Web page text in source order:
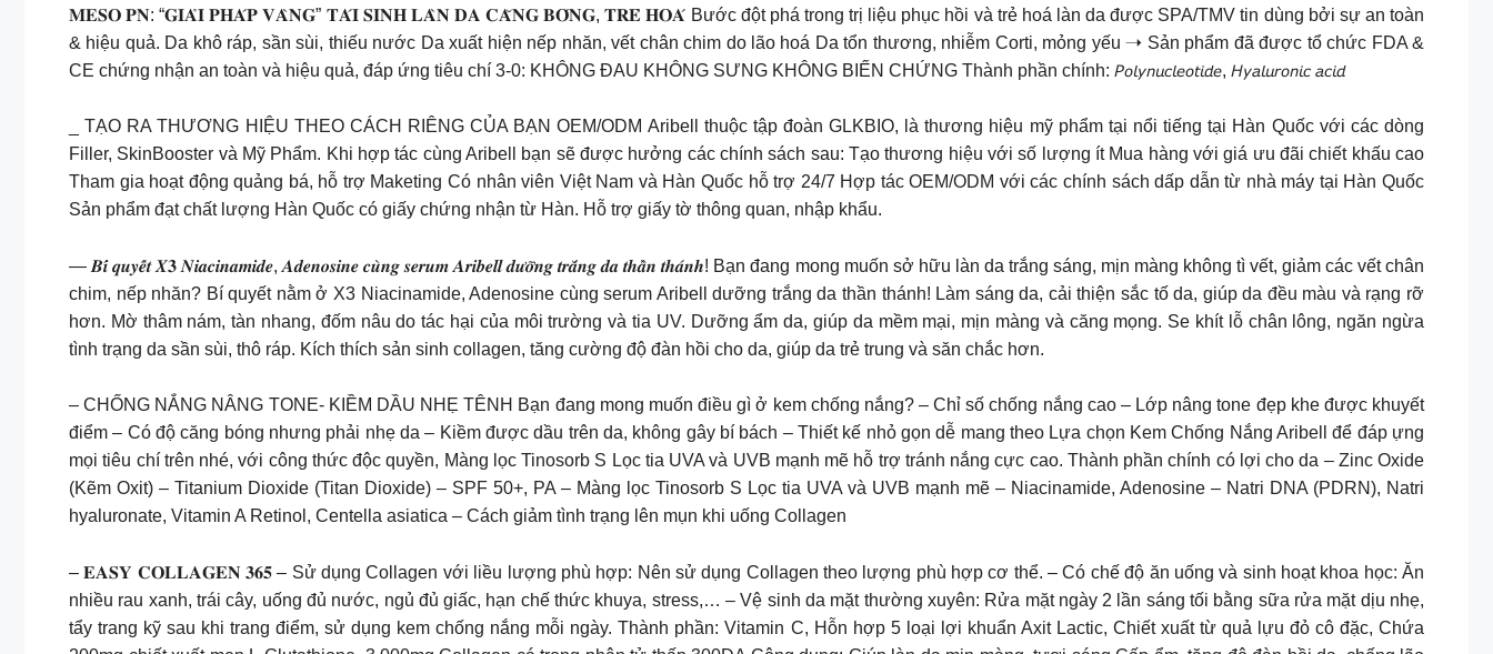
𝐌𝐄𝐒𝐎 𝐏𝐍: “𝐆𝐈𝐀̉𝐈 𝐏𝐇𝐀́𝐏 𝐕𝐀̀𝐍𝐆” 𝐓𝐀́𝐈 𝐒𝐈𝐍𝐇 𝐋𝐀̀𝐍 𝐃𝐀 𝐂𝐀̆𝐍𝐆 𝐁𝐎́𝐍𝐆, 𝐓𝐑𝐄̉ 𝐇𝐎𝐀́ Bước đột phá trong trị liệu phục hồi và trẻ hoá làn da được SPA/TMV tin dùng bởi sự an toàn
& hiệu quả. Da khô ráp, sần sùi, thiếu nước Da xuất hiện nếp nhăn, vết chân chim do lão hoá Da tổn thương, nhiễm Corti, mỏng yếu ➝ Sản phẩm đã được tổ chức FDA &
CE chứng nhận an toàn và hiệu quả, đáp ứng tiêu chí 3-0: KHÔNG ĐAU KHÔNG SƯNG KHÔNG BIẾN CHỨNG Thành phần chính: 𝘗𝘰𝘭𝘺𝘯𝘶𝘤𝘭𝘦𝘰𝘵𝘪𝘥𝘦, 𝘏𝘺𝘢𝘭𝘶𝘳𝘰𝘯𝘪𝘤 𝘢𝘤𝘪𝘥
_ TẠO RA THƯƠNG HIỆU THEO CÁCH RIÊNG CỦA BẠN OEM/ODM Aribell thuộc tập đoàn GLKBIO, là thương hiệu mỹ phẩm tại nổi tiếng tại Hàn Quốc với các dòng
Filler, SkinBooster và Mỹ Phẩm. Khi hợp tác cùng Aribell bạn sẽ được hưởng các chính sách sau: Tạo thương hiệu với số lượng ít Mua hàng với giá ưu đãi chiết khấu cao
Tham gia hoạt động quảng bá, hỗ trợ Maketing Có nhân viên Việt Nam và Hàn Quốc hỗ trợ 24/7 Hợp tác OEM/ODM với các chính sách dấp dẫn từ nhà máy tại Hàn Quốc
Sản phẩm đạt chất lượng Hàn Quốc có giấy chứng nhận từ Hàn. Hỗ trợ giấy tờ thông quan, nhập khẩu.
— 𝑩𝒊́ 𝒒𝒖𝒚𝒆̂́𝒕 𝑿𝟑 𝑵𝒊𝒂𝒄𝒊𝒏𝒂𝒎𝒊𝒅𝒆, 𝑨𝒅𝒆𝒏𝒐𝒔𝒊𝒏𝒆 𝒄𝒖̀𝒏𝒈 𝒔𝒆𝒓𝒖𝒎 𝑨𝒓𝒊𝒃𝒆𝒍𝒍 𝒅𝒖̛𝒐̛̃𝒏𝒈 𝒕𝒓𝒂̆́𝒏𝒈 𝒅𝒂 𝒕𝒉𝒂̂̀𝒏 𝒕𝒉𝒂́𝒏𝒉! Bạn đang mong muốn sở hữu làn da trắng sáng, mịn màng không tì vết, giảm các vết chân
chim, nếp nhăn? Bí quyết nằm ở X3 Niacinamide, Adenosine cùng serum Aribell dưỡng trắng da thần thánh! Làm sáng da, cải thiện sắc tố da, giúp da đều màu và rạng rỡ
hơn. Mờ thâm nám, tàn nhang, đốm nâu do tác hại của môi trường và tia UV. Dưỡng ẩm da, giúp da mềm mại, mịn màng và căng mọng. Se khít lỗ chân lông, ngăn ngừa
tình trạng da sần sùi, thô ráp. Kích thích sản sinh collagen, tăng cường độ đàn hồi cho da, giúp da trẻ trung và săn chắc hơn.
– CHỐNG NẮNG NÂNG TONE- KIỀM DẦU NHẸ TÊNH Bạn đang mong muốn điều gì ở kem chống nắng? – Chỉ số chống nắng cao – Lớp nâng tone đẹp khe được khuyết
điểm – Có độ căng bóng nhưng phải nhẹ da – Kiềm được dầu trên da, không gây bí bách – Thiết kế nhỏ gọn dễ mang theo Lựa chọn Kem Chống Nắng Aribell để đáp ựng
mọi tiêu chí trên nhé, với công thức độc quyền, Màng lọc Tinosorb S Lọc tia UVA và UVB mạnh mẽ hỗ trợ tránh nắng cực cao. Thành phần chính có lợi cho da – Zinc Oxide
(Kẽm Oxit) – Titanium Dioxide (Titan Dioxide) – SPF 50+, PA – Màng lọc Tinosorb S Lọc tia UVA và UVB mạnh mẽ – Niacinamide, Adenosine – Natri DNA (PDRN), Natri
hyaluronate, Vitamin A Retinol, Centella asiatica – Cách giảm tình trạng lên mụn khi uống Collagen
– 𝐄𝐀𝐒𝐘 𝐂𝐎𝐋𝐋𝐀𝐆𝐄𝐍 𝟑𝟔𝟓 – Sử dụng Collagen với liều lượng phù hợp: Nên sử dụng Collagen theo lượng phù hợp cơ thể. – Có chế độ ăn uống và sinh hoạt khoa học: Ăn
nhiều rau xanh, trái cây, uống đủ nước, ngủ đủ giấc, hạn chế thức khuya, stress,… – Vệ sinh da mặt thường xuyên: Rửa mặt ngày 2 lần sáng tối bằng sữa rửa mặt dịu nhẹ,
tẩy trang kỹ sau khi trang điểm, sử dụng kem chống nắng mỗi ngày. Thành phần: Vitamin C, Hỗn hợp 5 loại lợi khuẩn Axit Lactic, Chiết xuất từ quả lựu đỏ cô đặc, Chứa